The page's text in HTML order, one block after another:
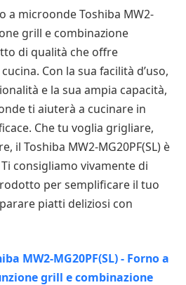
a microonde Toshiba MW2-
grill e combinazione
di qualità che offre
Con la sua facilità d’uso,
e la sua ampia capacità,
ti aiuterà a cucinare in
Che tu voglia grigliare,
il Toshiba MW2-MG20PF(SL) è
consigliamo vivamente di
per semplificare il tuo
piatti deliziosi con